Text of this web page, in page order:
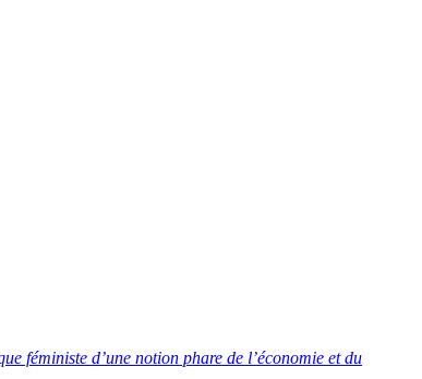
féministe d’une notion phare de l’économie et du